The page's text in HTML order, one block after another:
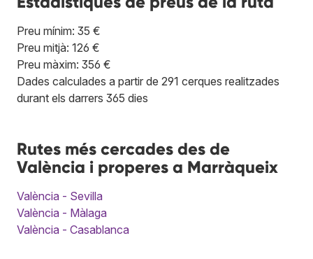
Preu mínim: 35 €
Preu mitjà: 126 €
Preu màxim: 356 €
Dades calculades a partir de 291 cerques realitzades
durant els darrers 365 dies
Rutes més cercades des de
València i properes a Marràqueix
València - Sevilla
València - Màlaga
València - Casablanca